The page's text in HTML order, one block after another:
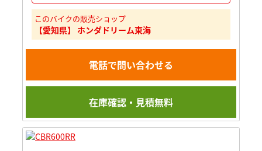
このバイクの販売ショップ
【愛知県】 ホンダドリーム東海
電話で問い合わせる
在庫確認・見積無料